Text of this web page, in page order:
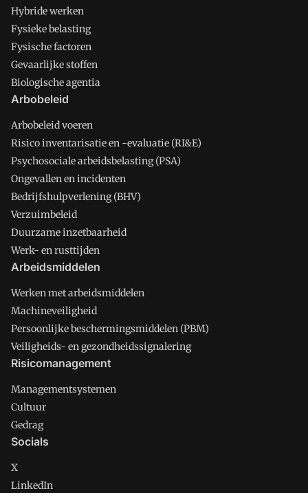
Hybride werken
Fysieke belasting
Fysische factoren
Gevaarlijke stoffen
Biologische agentia
Arbobeleid
Arbobeleid voeren
Risico inventarisatie en -evaluatie (RI&E)
Psychosociale arbeidsbelasting (PSA)
Ongevallen en incidenten
Bedrijfshulpverlening (BHV)
Verzuimbeleid
Duurzame inzetbaarheid
Werk- en rusttijden
Arbeidsmiddelen
Werken met arbeidsmiddelen
Machineveiligheid
Persoonlijke beschermingsmiddelen (PBM)
Veiligheids- en gezondheidssignalering
Risicomanagement
Managementsystemen
Cultuur
Gedrag
Socials
X
LinkedIn